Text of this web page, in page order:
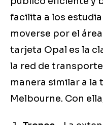
facilita a los
moverse por el
tarjeta Opal es la
la red de
manera similar a la
Melbourne. Con